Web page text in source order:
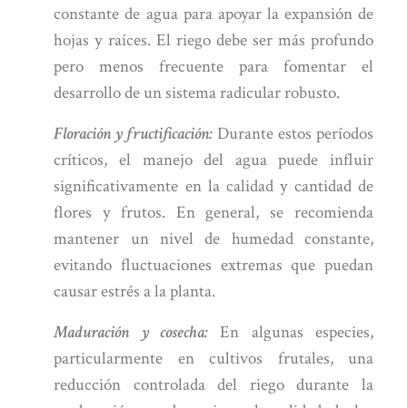
constante de agua para apoyar la expansión de
hojas y raíces. El riego debe ser más profundo
pero menos frecuente para fomentar el
desarrollo de un sistema radicular robusto.
Floración y fructificación: Durante estos períodos
críticos, el manejo del agua puede influir
significativamente en la calidad y cantidad de
flores y frutos. En general, se recomienda
mantener un nivel de humedad constante,
evitando fluctuaciones extremas que puedan
causar estrés a la planta.
Maduración y cosecha: En algunas especies,
particularmente en cultivos frutales, una
reducción controlada del riego durante la